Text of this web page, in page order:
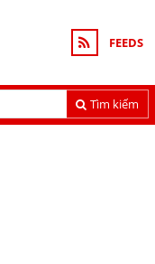
FEEDS
Tìm kiếm